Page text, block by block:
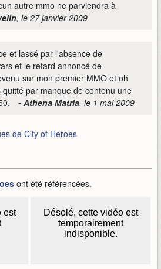
autre mmo ne parviendra à
, le 27 janvier 2009
et lassé par l'absence de
et le retard annoncé de
sur mon premier MMO et oh
par manque de contenu une
- Athena Matria, le 1 mai 2009
de City of Heroes
ont été référencées.